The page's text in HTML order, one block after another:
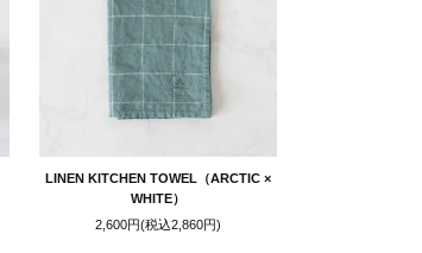
LINEN KITCHEN TOWEL（ARCTIC ×
WHITE）
2,600円(税込2,860円)